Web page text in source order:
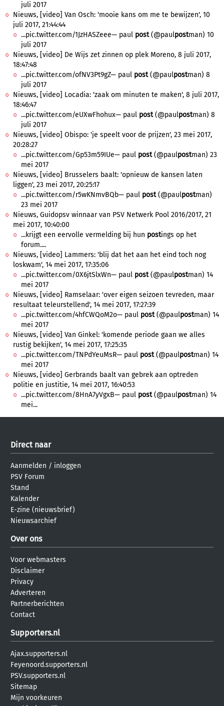
juli 2017
Nieuws, [video] Van Osch: 'mooie kans om me te bewijzen', 10
juli 2017, 21:44:44
...pic.twitter.com/1JzHASZeee— paul post(@paulpostman) 10
juli 2017
Nieuws, [video] De Wijs zet zinnen op plek Moreno, 8 juli 2017,
18:47:48
...pic.twitter.com/ofNV3Pt9gZ— paul post(@paulpostman) 8
juli 2017
Nieuws, [video] Locadia: 'zaak om minuten te maken', 8 juli 2017,
18:46:47
...pic.twitter.com/eUXwFhohux— paul post(@paulpostman) 8
juli 2017
Nieuws, [video] Obispo: 'je speelt voor de prijzen', 23 mei 2017,
20:28:27
...pic.twitter.com/Gp53m59IUe— paul post(@paulpostman) 23
mei 2017
Nieuws, [video] Brusselers baalt: 'opnieuw de kansen laten
liggen', 23 mei 2017, 20:25:17
...pic.twitter.com/r5wKNmvBQb— paul post(@paulpostman)
23 mei 2017
Nieuws, Guidopsv winnaar van PSV Netwerk Pool 2016/2017, 21
mei 2017, 10:40:00
...krijgt een eervolle vermelding bij hun postings op het
forum....
Nieuws, [video] Lammers: 'blij dat het aan het eind toch nog
loskwam', 14 mei 2017, 17:35:06
...pic.twitter.com/0X6jtSlxWn— paul post(@paulpostman) 14
mei 2017
Nieuws, [video] Ramselaar: 'over eigen seizoen tevreden, maar
resultaat teleurstellend', 14 mei 2017, 17:27:39
...pic.twitter.com/4hfCWQoM2o— paul post(@paulpostman) 14
mei 2017
Nieuws, [video] Van Ginkel: 'komende periode gaan we alles
rustig bekijken', 14 mei 2017, 17:25:35
...pic.twitter.com/TNPdYeuMsR— paul post(@paulpostman) 14
mei 2017
Nieuws, [video] Gerbrands baalt van gebrek aan optreden
politie en justitie, 14 mei 2017, 16:40:53
...pic.twitter.com/8HnA7yVgxB— paul post(@paulpostman) 14
mei...
Direct naar
Aanmelden / inloggen
PSV Forum
Stand
Kalender
E-zine (nieuwsbrief)
Nieuwsarchief
Over ons
Voor webmasters
Disclaimer
Privacy
Adverteren
Partnerberichten
Contact
Supporters.nl
Ajax.supporters.nl
Feyenoord.supporters.nl
PSV.supporters.nl
Sitemap
Mijn voorkeuren